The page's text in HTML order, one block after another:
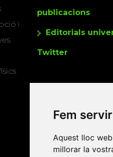
Fem
Aquest lloc
millorar la
i
publicacions
Editorials
Twitter